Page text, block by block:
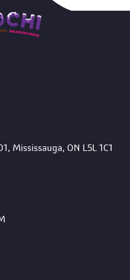
Mississauga, ON L5L 1C1